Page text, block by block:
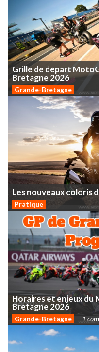
Grille de départ
Bretagne 2026
Grande-Bretagne
Lesnouveauxcoloris
Pratique
Horairesetenjeuxdu
Bretagne 2026
Grande-Bretagne 1